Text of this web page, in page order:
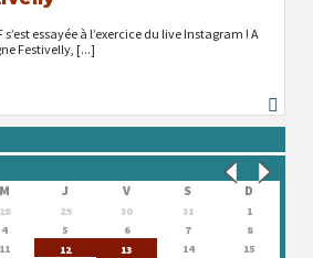
s’est essayée à l’exercice du live Instagram ! A
Festivelly, [...]
M J V S D
28 29 30 31
1
4 5 6 7
8
11 12 13 14
15